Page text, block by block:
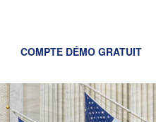
COMPTE DÉMO GRATUIT